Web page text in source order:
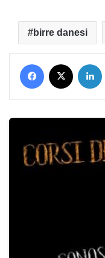
birre danesi
Facebook